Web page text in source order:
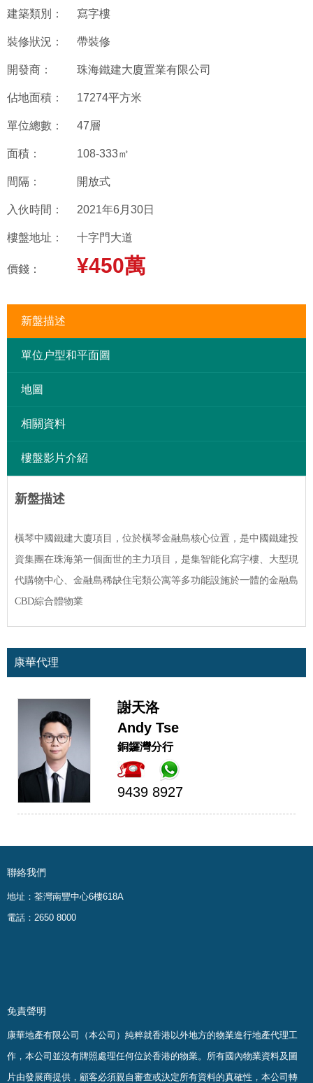
建築類別： 寫字樓
裝修狀況： 帶裝修
開發商： 珠海鐵建大廈置業有限公司
佔地面積： 17274平方米
單位總數： 47層
面積： 108-333㎡
間隔： 開放式
入伙時間： 2021年6月30日
樓盤地址： 十字門大道
價錢： ¥450萬
新盤描述
單位户型和平面圖
地圖
相關資料
樓盤影片介紹
新盤描述
橫琴中國鐵建大廈項目，位於橫琴金融島核心位置，是中國鐵建投
資集團在珠海第一個面世的主力項目，是集智能化寫字樓、大型現
代購物中心、金融島稀缺住宅類公寓等多功能設施於一體的金融島
CBD綜合體物業
康華代理
謝天洛
Andy Tse
銅鑼灣分行
9439 8927
聯絡我們
地址：荃灣南豐中心6樓618A
電話：2650 8000
免責聲明
康華地產有限公司（本公司）純粹就香港以外地方的物業進行地產代理工
作，本公司並沒有牌照處理任何位於香港的物業。 所有國內物業資料及圖
片由發展商提供，顧客必須親自審查或決定所有資料的真確性 ， 本公司轉